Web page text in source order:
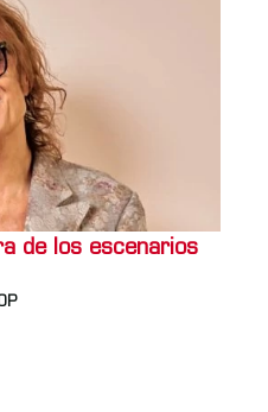
de los escenarios